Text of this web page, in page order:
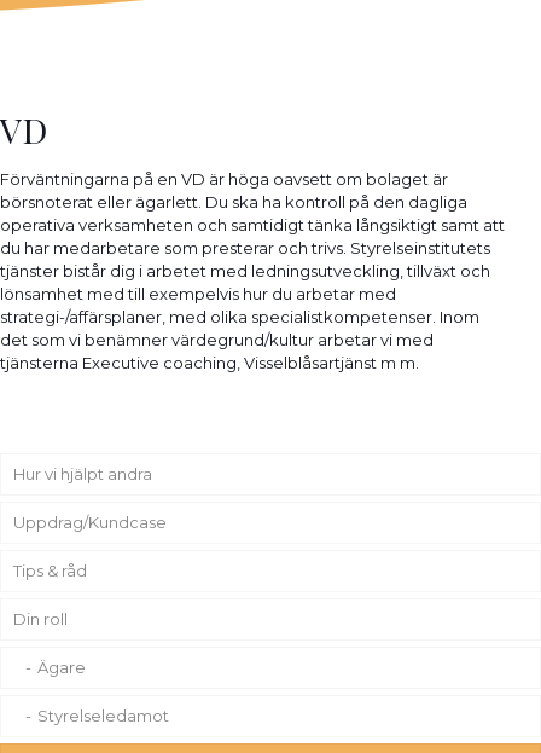
VD
Förväntningarna på en VD är höga oavsett om bolaget är
börsnoterat eller ägarlett. Du ska ha kontroll på den dagliga
operativa verksamheten och samtidigt tänka långsiktigt samt att
du har medarbetare som presterar och trivs. Styrelseinstitutets
tjänster bistår dig i arbetet med ledningsutveckling, tillväxt och
lönsamhet med till exempelvis hur du arbetar med
strategi-/affärsplaner, med olika specialistkompetenser. Inom
det som vi benämner värdegrund/kultur arbetar vi med
tjänsterna Executive coaching, Visselblåsartjänst m m.
Hur vi hjälpt andra
Uppdrag/Kundcase
Tips & råd
Din roll
Ägare
Styrelseledamot